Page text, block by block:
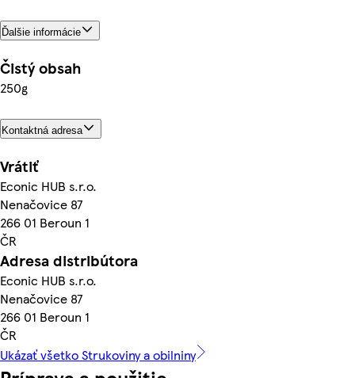
Ďalšie informácie
Čistý obsah
250g
Kontaktná adresa
Vrátiť
Econic HUB s.r.o.
Nenačovice 87
266 01 Beroun 1
ČR
Adresa distribútora
Econic HUB s.r.o.
Nenačovice 87
266 01 Beroun 1
ČR
Ukázať všetko Strukoviny a obilniny